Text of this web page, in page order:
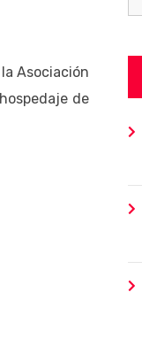
Asociación
de